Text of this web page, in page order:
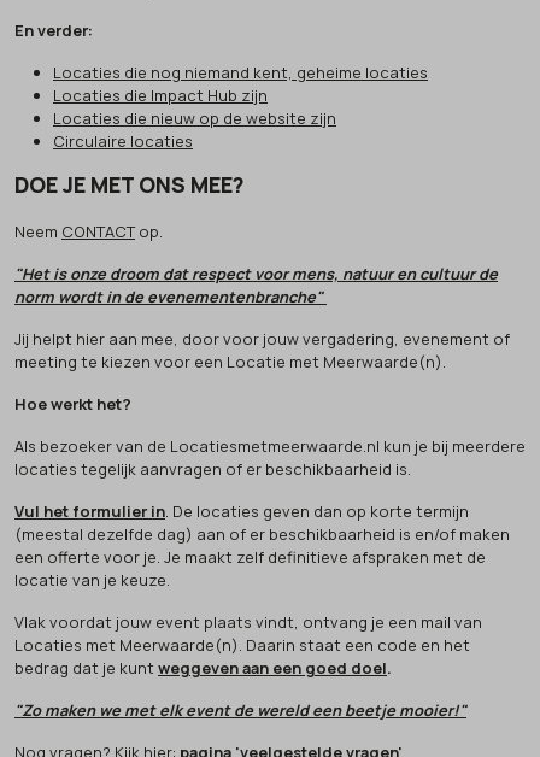
En verder:
Locaties die nog niemand kent, geheime locaties
Locaties die Impact Hub zijn
Locaties die nieuw op de website zijn
Circulaire locaties
DOE JE MET ONS MEE?
Neem CONTACTop.
"Het is onze droom dat respect voor mens, natuur en cultuur de
norm wordt in de evenementenbranche"
Jij helpt hier aan mee, door voor jouw vergadering, evenement of
meeting te kiezen voor een Locatie met Meerwaarde(n).
Hoe werkt het?
Als bezoeker van de Locatiesmetmeerwaarde.nl kun je bij meerdere
locaties tegelijk aanvragen of er beschikbaarheid is.
Vul het formulier in. De locaties geven dan op korte termijn
(meestal dezelfde dag) aan of er beschikbaarheid is en/of maken
een offerte voor je. Je maakt zelf definitieve afspraken met de
locatie van je keuze.
Vlak voordat jouw event plaats vindt, ontvang je een mail van
Locaties met Meerwaarde(n). Daarin staat een code en het
bedrag dat je kunt weggeven aan een goed doel.
"Zo maken we met elk event de wereld een beetje mooier!"
Nog vragen? Kijk hier: pagina 'veelgestelde vragen'